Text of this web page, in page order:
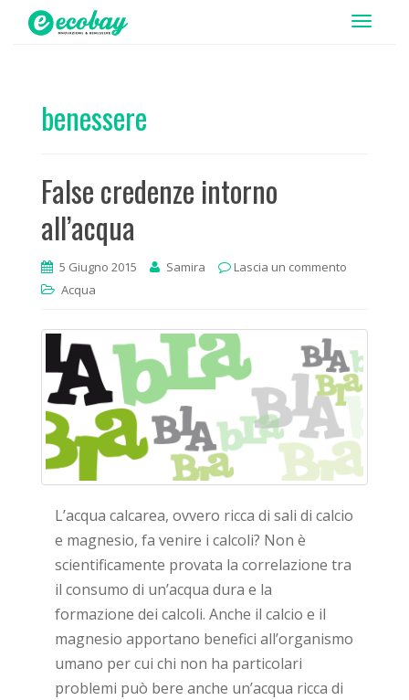
T
n
benessere
False credenze intorno
all’acqua
5 Giugno 2015 Samira
Lascia un commento
Acqua
L’acqua calcarea, ovvero ricca di sali di calcio
e magnesio, fa venire i calcoli? Non è
scientificamente provata la correlazione tra
il consumo di un’acqua dura e la
formazione dei calcoli. Anche il calcio e il
magnesio apportano benefici all’organismo
umano per cui chi non ha particolari
problemi può bere anche un’acqua ricca di